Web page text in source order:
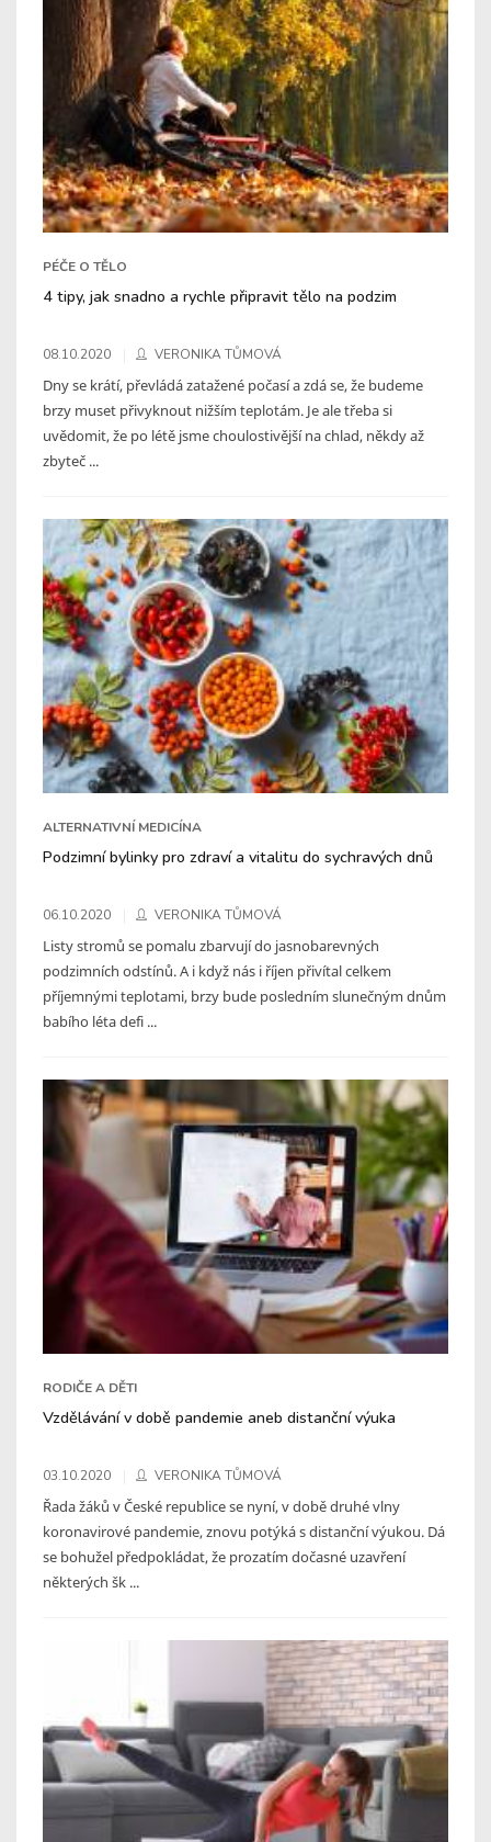
PÉČE O TĚLO
4 tipy, jak snadno a rychle připravit tělo na podzim
08.10.2020 VERONIKA TŮMOVÁ
Dny se krátí, převládá zatažené počasí a zdá se, že budeme
brzy muset přivyknout nižším teplotám. Je ale třeba si
uvědomit, že po létě jsme choulostivější na chlad, někdy až
zbyteč ...
ALTERNATIVNÍ MEDICÍNA
Podzimní bylinky pro zdraví a vitalitu do sychravých dnů
06.10.2020 VERONIKA TŮMOVÁ
Listy stromů se pomalu zbarvují do jasnobarevných
podzimních odstínů. A i když nás i říjen přivítal celkem
příjemnými teplotami, brzy bude posledním slunečným dnům
babího léta defi ...
RODIČE A DĚTI
Vzdělávání v době pandemie aneb distanční výuka
03.10.2020 VERONIKA TŮMOVÁ
Řada žáků v České republice se nyní, v době druhé vlny
koronavirové pandemie, znovu potýká s distanční výukou. Dá
se bohužel předpokládat, že prozatím dočasné uzavření
některých šk ...